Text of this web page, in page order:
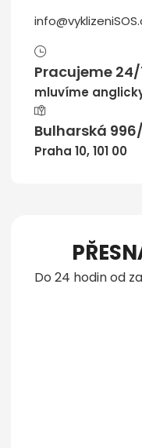
Pracujeme
mluvíme
Bulharská
Praha 10, 101 00
Do 24 hodin od